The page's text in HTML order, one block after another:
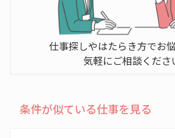
仕事探しやはたらき方でお悩
気軽にご相談くださ
条件が似ている仕事を見る